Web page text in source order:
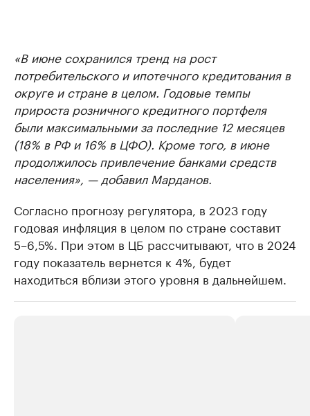
«В июне сохранился тренд на рост
потребительского и ипотечного кредитования в
округе и стране в целом. Годовые темпы
прироста розничного кредитного портфеля
были максимальными за последние 12 месяцев
(18% в РФ и 16% в ЦФО). Кроме того, в июне
продолжилось привлечение банками средств
населения», — добавил Марданов.
Согласно прогнозу регулятора, в 2023 году
годовая инфляция в целом по стране составит
5–6,5%. При этом в ЦБ рассчитывают, что в 2024
году показатель вернется к 4%, будет
находиться вблизи этого уровня в дальнейшем.